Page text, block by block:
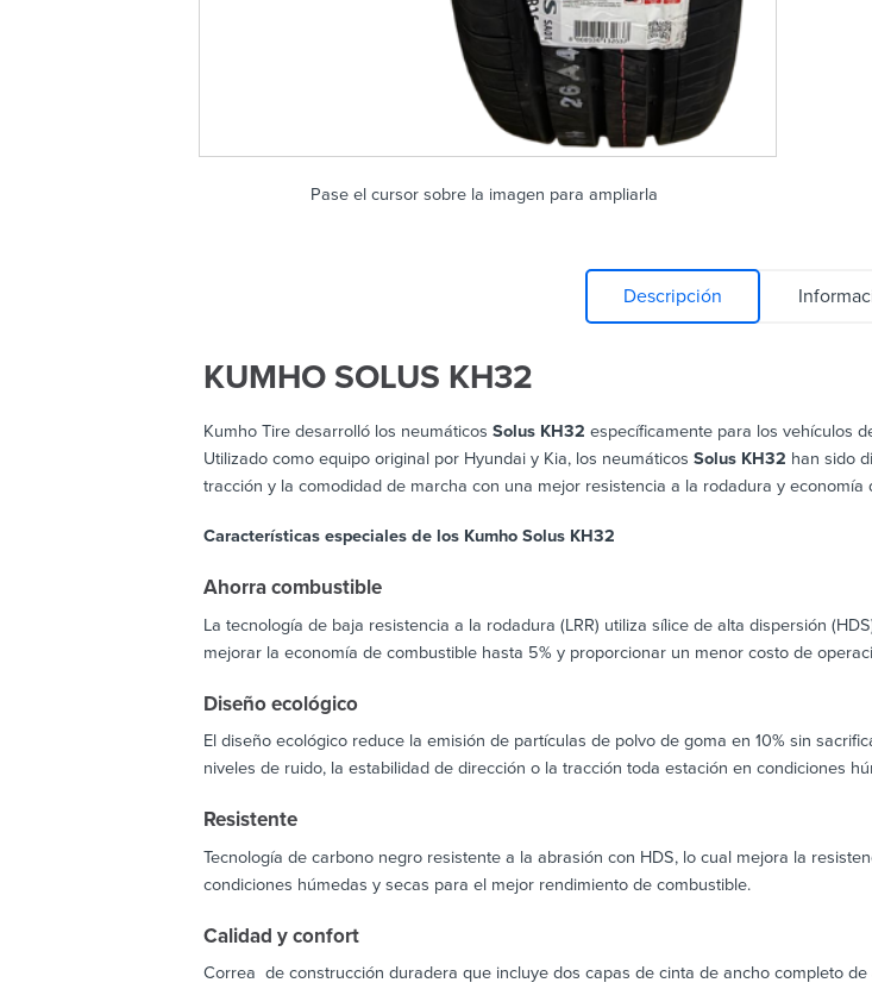
Pase el cursor sobre la imagen para ampliarla
Descripción
KUMHO SOLUS KH32
Kumho Tire desarrolló los neumáticos Solus KH32 específicamente para los vehículos
Utilizado como equipo original por Hyundai y Kia, los neumáticos Solus KH32 han sido
tracción y la comodidad de marcha con una mejor resistencia a la rodadura y economía
Características especiales de los Kumho Solus KH32
Ahorra combustible
La tecnología de baja resistencia a la rodadura (LRR) utiliza sílice de alta dispersión
mejorar la economía de combustible hasta 5% y proporcionar un menor costo de
Diseño ecológico
El diseño ecológico reduce la emisión de partículas de polvo de goma en 10% sin
niveles de ruido, la estabilidad de dirección o la tracción toda estación en condiciones
Resistente
Tecnología de carbono negro resistente a la abrasión con HDS, lo cual mejora la
condiciones húmedas y secas para el mejor rendimiento de combustible.
Calidad y confort
Correa de construcción duradera que incluye dos capas de cinta de ancho completo